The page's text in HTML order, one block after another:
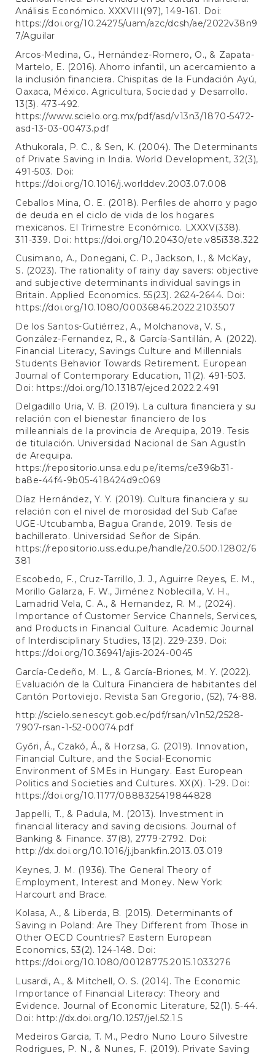
Análisis Económico. XXXVIII(97), 149-161. Doi:
https://doi.org/10.24275/uam/azc/dcsh/ae/2022v38n9
7/Aguilar
Arcos-Medina, G., Hernández-Romero, O., & Zapata-
Martelo, E. (2016). Ahorro infantil, un acercamiento a
la inclusión financiera. Chispitas de la Fundación Ayú,
Oaxaca, México. Agricultura, Sociedad y Desarrollo.
13(3). 473-492.
https://www.scielo.org.mx/pdf/asd/v13n3/1870-5472-
asd-13-03-00473.pdf
Athukorala, P. C., & Sen, K. (2004). The Determinants
of Private Saving in India. World Development, 32(3),
491-503. Doi:
https://doi.org/10.1016/j.worlddev.2003.07.008
Ceballos Mina, O. E. (2018). Perfiles de ahorro y pago
de deuda en el ciclo de vida de los hogares
mexicanos. El Trimestre Económico. LXXXV(338).
311-339. Doi: https://doi.org/10.20430/ete.v85i338.322
Cusimano, A., Donegani, C. P., Jackson, I., & McKay,
S. (2023). The rationality of rainy day savers: objective
and subjective determinants individual savings in
Britain. Applied Economics. 55(23). 2624-2644. Doi:
https://doi.org/10.1080/00036846.2022.2103507
De los Santos-Gutiérrez, A., Molchanova, V. S.,
González-Fernandez, R., & García-Santillán, A. (2022).
Financial Literacy, Savings Culture and Millennials
Students Behavior Towards Retirement. European
Journal of Contemporary Education, 11(2). 491-503.
Doi: https://doi.org/10.13187/ejced.2022.2.491
Delgadillo Uria, V. B. (2019). La cultura financiera y su
relación con el bienestar financiero de los
milleannials de la provincia de Arequipa, 2019. Tesis
de titulación. Universidad Nacional de San Agustín
de Arequipa.
https://repositorio.unsa.edu.pe/items/ce396b31-
ba8e-44f4-9b05-418424d9c069
Díaz Hernández, Y. Y. (2019). Cultura financiera y su
relación con el nivel de morosidad del Sub Cafae
UGE-Utcubamba, Bagua Grande, 2019. Tesis de
bachillerato. Universidad Señor de Sipán.
https://repositorio.uss.edu.pe/handle/20.500.12802/6
381
Escobedo, F., Cruz-Tarrillo, J. J., Aguirre Reyes, E. M.,
Morillo Galarza, F. W., Jiménez Noblecilla, V. H.,
Lamadrid Vela, C. A., & Hernandez, R. M., (2024).
Importance of Customer Service Channels, Services,
and Products in Financial Culture. Academic Journal
of Interdisciplinary Studies, 13(2). 229-239. Doi:
https://doi.org/10.36941/ajis-2024-0045
García-Cedeño, M. L., & García-Briones, M. Y. (2022).
Evaluación de la Cultura Financiera de habitantes del
Cantón Portoviejo. Revista San Gregorio, (52), 74-88.
http://scielo.senescyt.gob.ec/pdf/rsan/v1n52/2528-
7907-rsan-1-52-00074.pdf
Győri, Á., Czakó, Á., & Horzsa, G. (2019). Innovation,
Financial Culture, and the Social-Economic
Environment of SMEs in Hungary. East European
Politics and Societies and Cultures. XX(X). 1-29. Doi:
https://doi.org/10.1177/0888325419844828
Jappelli, T., & Padula, M. (2013). Investment in
financial literacy and saving decisions. Journal of
Banking & Finance. 37(8), 2779-2792. Doi:
http://dx.doi.org/10.1016/j.jbankfin.2013.03.019
Keynes, J. M. (1936). The General Theory of
Employment, Interest and Money. New York:
Harcourt and Brace.
Kolasa, A., & Liberda, B. (2015). Determinants of
Saving in Poland: Are They Different from Those in
Other OECD Countries? Eastern European
Economics, 53(2). 124-148. Doi:
https://doi.org/10.1080/00128775.2015.1033276
Lusardi, A., & Mitchell, O. S. (2014). The Economic
Importance of Financial Literacy: Theory and
Evidence. Journal of Economic Literature, 52(1). 5-44.
Doi: http://dx.doi.org/10.1257/jel.52.1.5
Medeiros Garcia, T. M., Pedro Nuno Louro Silvestre
Rodrigues, P. N., & Nunes, F. (2019). Private Saving